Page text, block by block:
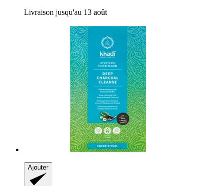
Livraison jusqu'au 13 août
Ajouter